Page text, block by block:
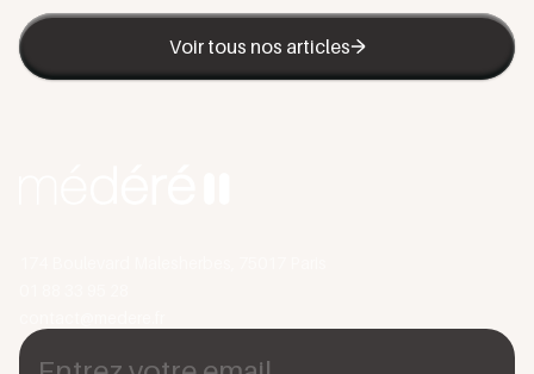
Voir tous nos articles